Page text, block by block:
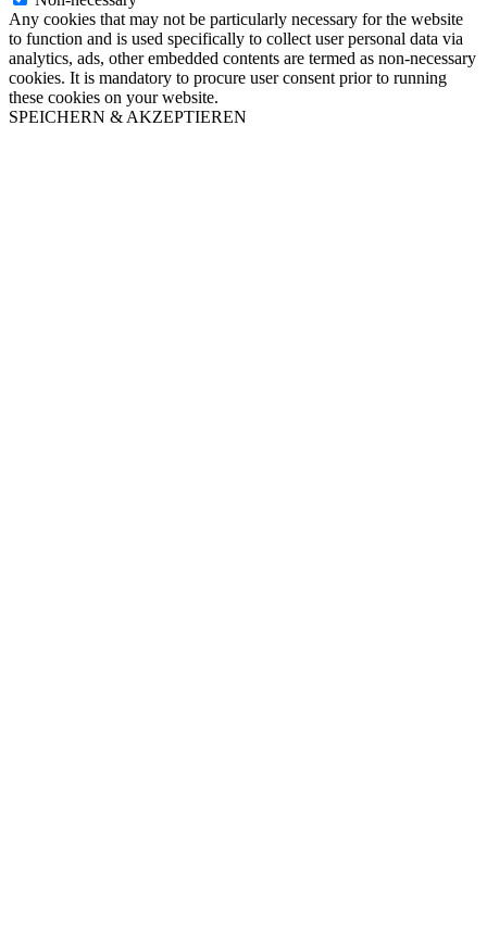
Any cookies that may not be particularly necessary for the website
to function and is used specifically to collect user personal data via
analytics, ads, other embedded contents are termed as non-necessary
cookies. It is mandatory to procure user consent prior to running
these cookies on your website.
SPEICHERN & AKZEPTIEREN